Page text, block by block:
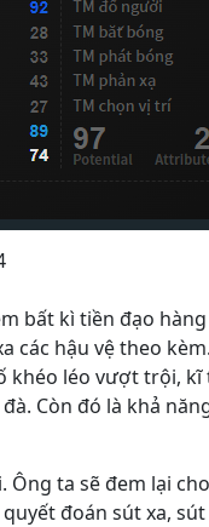
bất kì tiền đạo
các hậu vệ theo
khéo léo vượt trội, kĩ
Còn đó là khả
ta sẽ đem lại
đoán sút xa,